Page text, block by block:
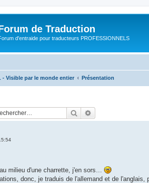
de Traduction
d'entraide pour traducteurs PROFESSIONNELS
- Visible par le monde entier Présentation
Rechercher
milieu d'une charrette, j'en sors…
donc, je traduis de l'allemand et de